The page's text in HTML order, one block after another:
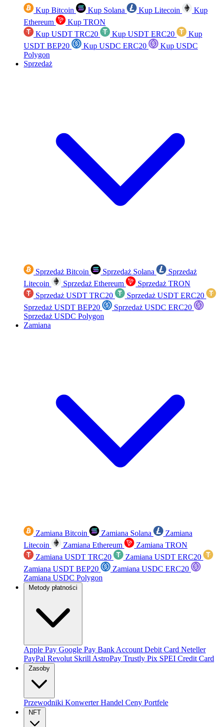
Kup Bitcoin Kup Solana Kup Litecoin
Kup
Ethereum
Kup TRON
Kup USDT TRC20
Kup USDT ERC20
Kup
USDT BEP20
Kup USDC ERC20
Kup USDC
Polygon
Sprzedaż
Sprzedaż Bitcoin Sprzedaż Solana
Sprzedaż
Litecoin
Sprzedaż Ethereum
Sprzedaż TRON
Sprzedaż USDT TRC20
Sprzedaż USDT ERC20
Sprzedaż USDT BEP20
Sprzedaż USDC ERC20
Sprzedaż USDC Polygon
Zamiana
Zamiana Bitcoin Zamiana Solana
Zamiana
Litecoin
Zamiana Ethereum
Zamiana TRON
Zamiana USDT TRC20
Zamiana USDT ERC20
Zamiana USDT BEP20
Zamiana USDC ERC20
Zamiana USDC Polygon
Metody płatności
Apple Pay Google Pay Bank Account Debit Card Neteller
PayPal Revolut Skrill AstroPay Trustly Pix SPEI Credit Card
Zasoby
Przewodniki KonwerterHandel Ceny Portfele
NFT